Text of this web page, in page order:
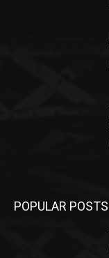
POPULAR POSTS